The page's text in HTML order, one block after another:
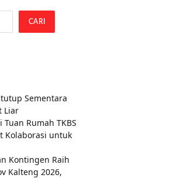
CARI
Sementara
Liar
Tuan Rumah TKBS
Kolaborasi untuk
Kontingen Raih
Kalteng 2026,